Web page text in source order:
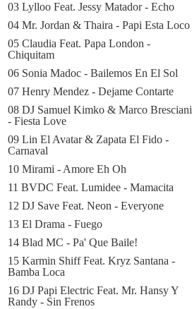
03 Lylloo Feat. Jessy Matador - Echo
04 Mr. Jordan & Thaira - Papi Esta Loco
05 Claudia Feat. Papa London -
Chiquitam
06 Sonia Madoc - Bailemos En El Sol
07 Henry Mendez - Dejame Contarte
08 DJ Samuel Kimko & Marco Bresciani
- Fiesta Love
09 Lin El Avatar & Zapata El Fido -
Carnaval
10 Mirami - Amore Eh Oh
11 BVDC Feat. Lumidee - Mamacita
12 DJ Save Feat. Neon - Everyone
13 El Drama - Fuego
14 Blad MC - Pa' Que Baile!
15 Karmin Shiff Feat. Kryz Santana -
Bamba Loca
16 DJ Papi Electric Feat. Mr. Hansy Y
Randy - Sin Frenos